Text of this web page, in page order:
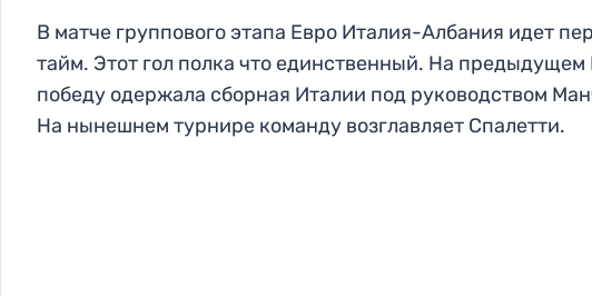
В матче группового этапа Евро Италия-Албания идет
тайм. Этот гол полка что единственный. На предыдущем
победу одержала сборная Италии под руководством
На нынешнем турнире команду возглавляет Спалетти.